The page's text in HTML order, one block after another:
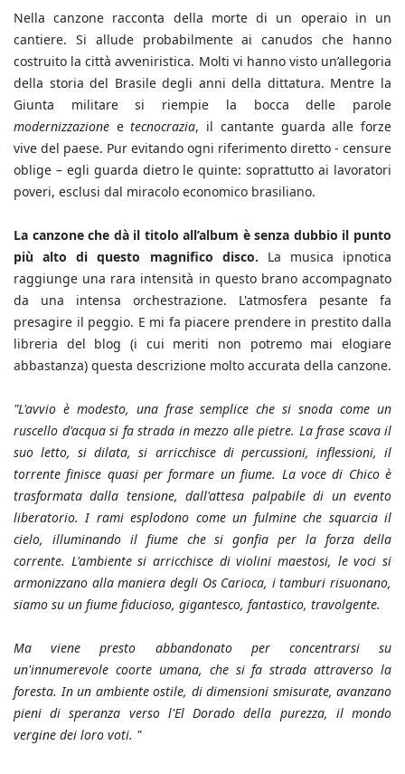
Nella canzone racconta della morte di un operaio in un
cantiere. Si allude probabilmente ai canudos che hanno
costruito la città avveniristica. Molti vi hanno visto un’allegoria
della storia del Brasile degli anni della dittatura. Mentre la
Giunta militare si riempie la bocca delle parole
modernizzazione etecnocrazia, il cantante guarda alle forze
vive del paese. Pur evitando ogni riferimento diretto - censure
oblige – egli guarda dietro le quinte: soprattutto ai lavoratori
poveri, esclusi dal miracolo economico brasiliano.
La canzone che dà il titolo all’album è senza dubbio il punto
più alto di questo magnifico disco. La musica ipnotica
raggiunge una rara intensità in questo brano accompagnato
da una intensa orchestrazione. L'atmosfera pesante fa
presagire il peggio. E mi fa piacere prendere in prestito dalla
libreria del blog (i cui meriti non potremo mai elogiare
abbastanza) questa descrizione molto accurata della canzone.
"L'avvio è modesto, una frase semplice che si snoda come un
ruscello d'acqua si fa strada in mezzo alle pietre. La frase scava il
suo letto, si dilata, si arricchisce di percussioni, inflessioni, il
torrente finisce quasi per formare un fiume. La voce di Chico è
trasformata dalla tensione, dall'attesa palpabile di un evento
liberatorio. I rami esplodono come un fulmine che squarcia il
cielo, illuminando il fiume che si gonfia per la forza della
corrente. L'ambiente si arricchisce di violini maestosi, le voci si
armonizzano alla maniera degli Os Carioca, i tamburi risuonano,
siamo su un fiume fiducioso, gigantesco, fantastico, travolgente.
Ma viene presto abbandonato per concentrarsi su
un'innumerevole coorte umana, che si fa strada attraverso la
foresta. In un ambiente ostile, di dimensioni smisurate, avanzano
pieni di speranza verso l'El Dorado della purezza, il mondo
vergine dei loro voti. "